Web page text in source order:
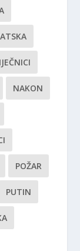
NAKON
POŽAR
PUTIN